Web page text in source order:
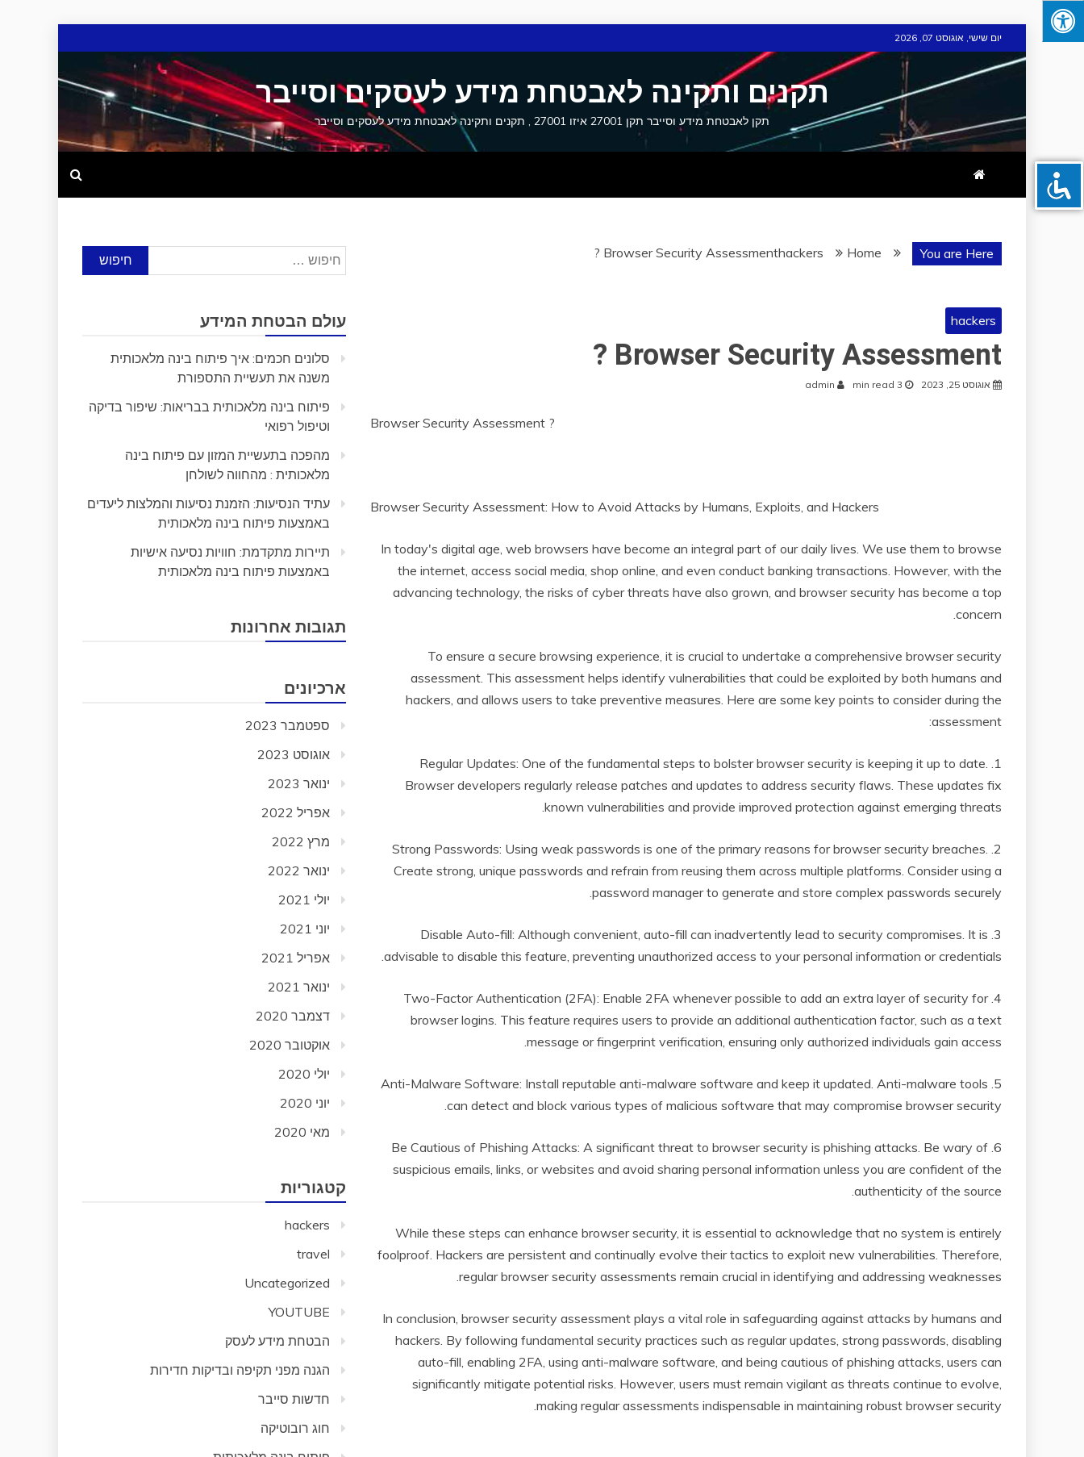
to
content
יום שישי, אוגוסט 07, 2026
תקנים ותקינה לאבטחת מידע לעסקים וסייבר
תקן לאבטחת מידע וסייבר תקן 27001 איזו 27001 , תקנים ותקינה לאבטחת מידע לעסקים וסייבר
You are Here
Home
hackers
Browser Security Assessment ?
hackers
Browser Security Assessment ?
אוגוסט 25, 2023 3 min read
admin
Browser Security Assessment ?
Browser Security Assessment: How to Avoid Attacks by Humans, Exploits, and Hackers
In today's digital age, web browsers have become an integral part of our daily lives. We use them to browse
the internet, access social media, shop online, and even conduct banking transactions. However, with the
advancing technology, the risks of cyber threats have also grown, and browser security has become a top
concern.
To ensure a secure browsing experience, it is crucial to undertake a comprehensive browser security
assessment. This assessment helps identify vulnerabilities that could be exploited by both humans and
hackers, and allows users to take preventive measures. Here are some key points to consider during the
assessment:
1. Regular Updates: One of the fundamental steps to bolster browser security is keeping it up to date.
Browser developers regularly release patches and updates to address security flaws. These updates fix
known vulnerabilities and provide improved protection against emerging threats.
2. Strong Passwords: Using weak passwords is one of the primary reasons for browser security breaches.
Create strong, unique passwords and refrain from reusing them across multiple platforms. Consider using a
password manager to generate and store complex passwords securely.
3. Disable Auto-fill: Although convenient, auto-fill can inadvertently lead to security compromises. It is
advisable to disable this feature, preventing unauthorized access to your personal information or credentials.
4. Two-Factor Authentication (2FA): Enable 2FA whenever possible to add an extra layer of security for
browser logins. This feature requires users to provide an additional authentication factor, such as a text
message or fingerprint verification, ensuring only authorized individuals gain access.
5. Anti-Malware Software: Install reputable anti-malware software and keep it updated. Anti-malware tools
can detect and block various types of malicious software that may compromise browser security.
6. Be Cautious of Phishing Attacks: A significant threat to browser security is phishing attacks. Be wary of
suspicious emails, links, or websites and avoid sharing personal information unless you are confident of the
authenticity of the source.
While these steps can enhance browser security, it is essential to acknowledge that no system is entirely
foolproof. Hackers are persistent and continually evolve their tactics to exploit new vulnerabilities. Therefore,
regular browser security assessments remain crucial in identifying and addressing weaknesses.
In conclusion, browser security assessment plays a vital role in safeguarding against attacks by humans and
hackers. By following fundamental security practices such as regular updates, strong passwords, disabling
auto-fill, enabling 2FA, using anti-malware software, and being cautious of phishing attacks, users can
significantly mitigate potential risks. However, users must remain vigilant as threats continue to evolve,
making regular assessments indispensable in maintaining robust browser security.
חיפוש:
עולם הבטחת המידע
סלונים חכמים: איך פיתוח בינה מלאכותית
משנה את תעשיית התספורת
פיתוח בינה מלאכותית בבריאות: שיפור בדיקה
וטיפול רפואי
מהפכה בתעשיית המזון עם פיתוח בינה
מלאכותית : מהחווה לשולחן
עתיד הנסיעות: הזמנת נסיעות והמלצות ליעדים
באמצעות פיתוח בינה מלאכותית
תיירות מתקדמת: חוויות נסיעה אישיות
באמצעות פיתוח בינה מלאכותית
תגובות אחרונות
ארכיונים
ספטמבר 2023
אוגוסט 2023
ינואר 2023
אפריל 2022
מרץ 2022
ינואר 2022
יולי 2021
יוני 2021
אפריל 2021
ינואר 2021
דצמבר 2020
אוקטובר 2020
יולי 2020
יוני 2020
מאי 2020
קטגוריות
hackers
travel
Uncategorized
YOUTUBE
הבטחת מידע לעסק
הגנה מפני תקיפה ובדיקות חדירות
חדשות סייבר
חוג רובוטיקה